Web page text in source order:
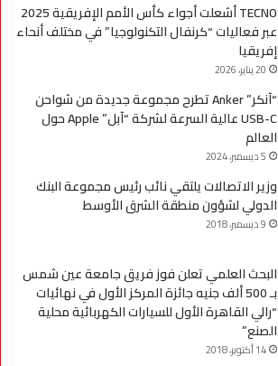
TECNO أشعلت أجواء كأس الأمم الإفريقية 2025
عبر فعاليات “كرنفال التكنولوجيا” في مختلف أنحاء
إفريقيا
20 يناير، 2026
“آنكر” Anker تطرح مجموعة جديدة من شواحن
USB-C عالية السرعة لشركة “آبل” Apple حول
العالم
5 ديسمبر، 2024
وزير الاتصالات يلتقي نائب رئيس مجموعة البنك
الدولي لشؤون منطقة الشرق الأوسط
9 ديسمبر، 2018
البحث العلمي تعلن فوز فريق جامعة عين شمس
بـ 500 ألف جنيه جائزة المركز الأول في نهائيات
“رالي القاهرة الأول للسيارات الكهربائية محلية
الصنع”
14 أكتوبر، 2018